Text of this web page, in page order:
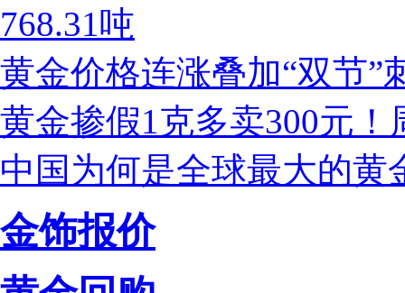
768.31吨
黄金价格连涨叠加“双节”
黄金掺假1克多卖300元
中国为何是全球最大的黄
金饰报价